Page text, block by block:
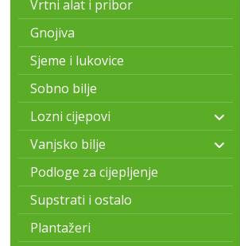
Vrtni alat i pribor
Gnojiva
Sjeme i lukovice
Sobno bilje
Lozni cijepovi
Vanjsko bilje
Podloge za cijepljenje
Supstrati i ostalo
Plantažeri